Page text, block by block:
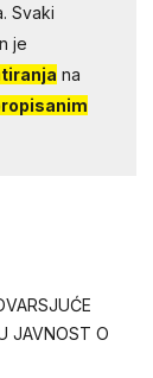
Svaki
je
na
JAVNOST O